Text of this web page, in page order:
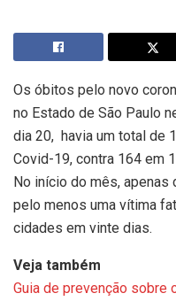
Os óbitos pelo novo
no Estado de São Paulo
dia 20, havia um total de
Covid-19, contra 164 em
No início do mês,
pelo menos uma vítima
cidades em vinte dias.
Veja também
Guia de prevenção sobre